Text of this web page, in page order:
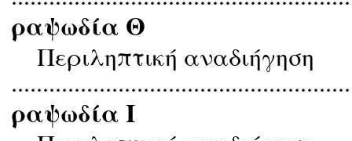
ραψωδία Θ
Περιληπτική αναδιήγηση
ραψωδία Ι